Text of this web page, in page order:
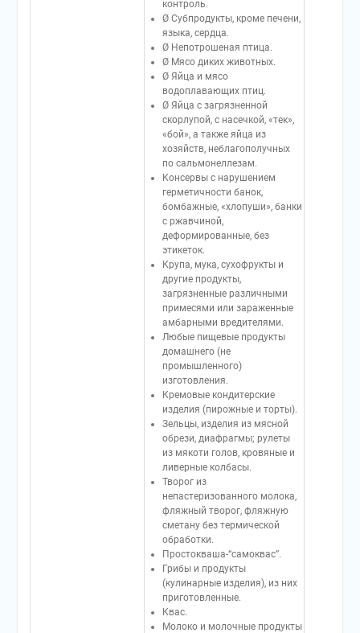
контроль.
Ø Субпродукты, кроме печени,
языка, сердца.
Ø Непотрошеная птица.
Ø Мясо диких животных.
Ø Яйца и мясо
водоплавающих птиц.
Ø Яйца с загрязненной
скорлупой, с насечкой, «тек»,
«бой», а также яйца из
хозяйств, неблагополучных
по сальмонеллезам.
Консервы с нарушением
герметичности банок,
бомбажные, «хлопуши», банки
с ржавчиной,
деформированные, без
этикеток.
Крупа, мука, сухофрукты и
другие продукты,
загрязненные различными
примесями или зараженные
амбарными вредителями.
Любые пищевые продукты
домашнего (не
промышленного)
изготовления.
Кремовые кондитерские
изделия (пирожные и торты).
Зельцы, изделия из мясной
обрези, диафрагмы; рулеты
из мякоти голов, кровяные и
ливерные колбасы.
Творог из
непастеризованного молока,
фляжный творог, фляжную
сметану без термической
обработки.
Простокваша-“самоквас”.
Грибы и продукты
(кулинарные изделия), из них
приготовленные.
Квас.
Молоко и молочные продукты